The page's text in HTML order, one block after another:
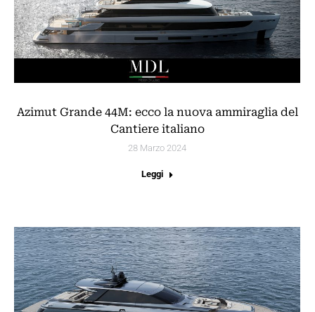
Azimut Grande 44M: ecco la nuova ammiraglia del
Cantiere italiano
28 Marzo 2024
Leggi